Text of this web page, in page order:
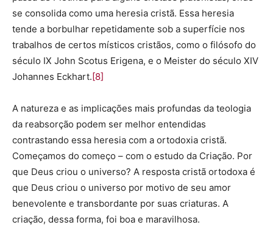
se consolida como uma heresia cristã. Essa heresia
tende a borbulhar repetidamente sob a superfície nos
trabalhos de certos místicos cristãos, como o filósofo do
século IX John Scotus Erigena, e o Meister do século XIV
Johannes Eckhart.[8]
A natureza e as implicações mais profundas da teologia
da reabsorção podem ser melhor entendidas
contrastando essa heresia com a ortodoxia cristã.
Começamos do começo – com o estudo da Criação. Por
que Deus criou o universo? A resposta cristã ortodoxa é
que Deus criou o universo por motivo de seu amor
benevolente e transbordante por suas criaturas. A
criação, dessa forma, foi boa e maravilhosa.